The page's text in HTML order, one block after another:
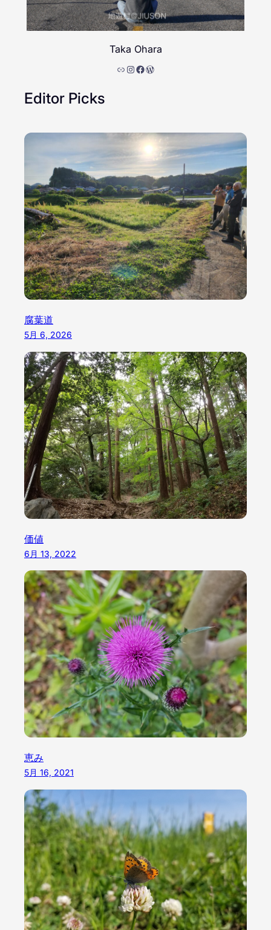
Taka Ohara
リンク Instagram Facebook WordPress
Editor Picks
腐葉道
5月 6, 2026
価値
6月 13, 2022
恵み
5月 16, 2021